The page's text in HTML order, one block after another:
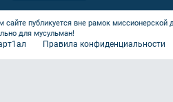
публикуется вне рамок миссионерской
для мусульман!
Правила конфиденциальности